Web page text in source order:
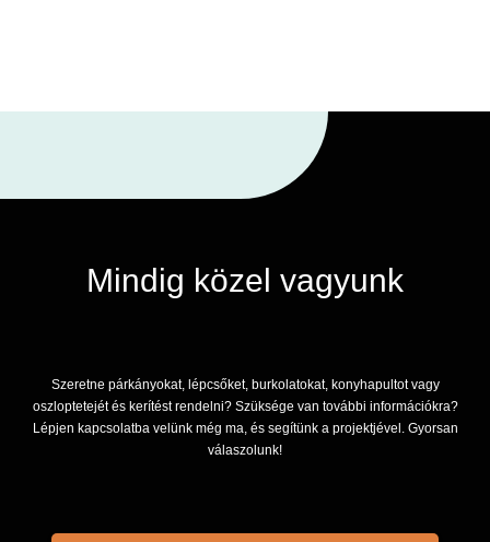
Mindig közel vagyunk
Szeretne párkányokat, lépcsőket, burkolatokat, konyhapultot vagy
oszloptetejét és kerítést rendelni? Szüksége van további információkra?
Lépjen kapcsolatba velünk még ma, és segítünk a projektjével. Gyorsan
válaszolunk!